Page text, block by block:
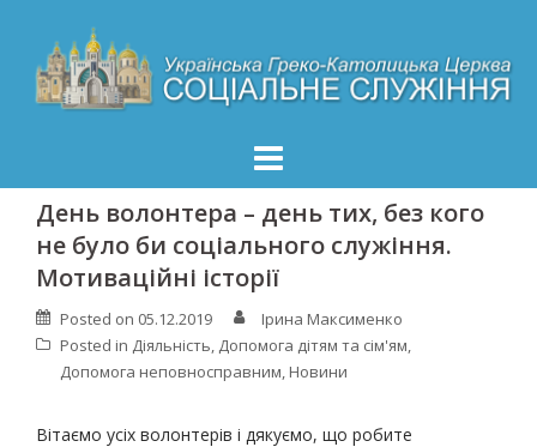
content
День волонтера – день тих, без кого
не було би соціального служіння.
Мотиваційні історії
Posted on 05.12.2019
Ірина Максименко
Posted in Діяльність, Допомога дітям та сім'ям,
Допомога неповносправним, Новини
Вітаємо усіх волонтерів і дякуємо, що робите